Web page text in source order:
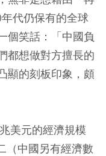
代仍保有的全球
個笑話：「中國負
都想做對方擅長的
顯的刻板印象，頗
美元的經濟規模
（中國另有經濟數